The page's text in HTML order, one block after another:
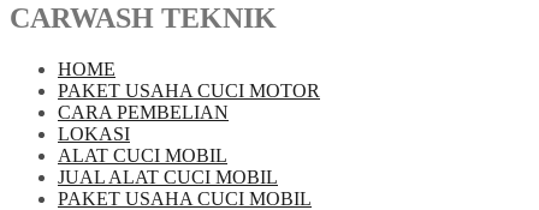
CARWASH TEKNIK
HOME
PAKET USAHA CUCI MOTOR
CARA PEMBELIAN
LOKASI
ALAT CUCI MOBIL
JUAL ALAT CUCI MOBIL
PAKET USAHA CUCI MOBIL